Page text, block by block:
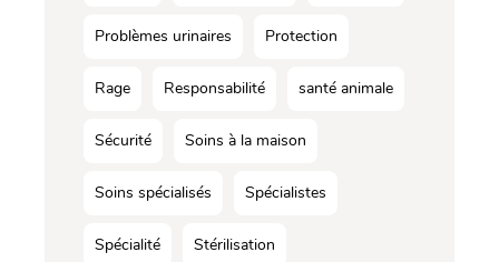
Problèmes urinaires Protection
Rage Responsabilité santé animale
Sécurité Soins à la maison
Soins spécialisés Spécialistes
Spécialité Stérilisation